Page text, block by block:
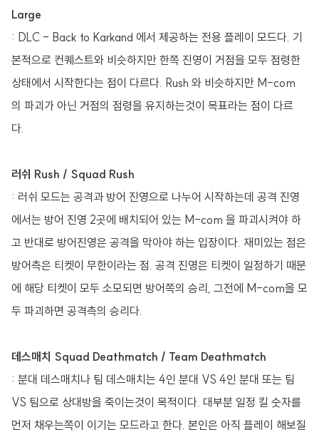
Large
: DLC - Back to Karkand 에서 제공하는 전용 플레이 모드다. 기
본적으로 컨퀘스트와 비슷하지만 한쪽 진영이 거점을 모두 점령한
상태에서 시작한다는 점이 다르다. Rush 와 비슷하지만 M-com
의 파괴가 아닌 거점의 점령을 유지하는것이 목표라는 점이 다르
다.
러쉬 Rush / Squad Rush
: 러쉬 모드는 공격과 방어 진영으로 나누어 시작하는데 공격 진영
에서는 방어 진영 2곳에 배치되어 있는 M-com 을 파괴시켜야 하
고 반대로 방어진영은 공격을 막아야 하는 입장이다. 재미있는 점은
방어측은 티켓이 무한이라는 점. 공격 진영은 티켓이 일정하기 때문
에 해당 티켓이 모두 소모되면 방어쪽의 승리, 그전에 M-com을 모
두 파괴하면 공격측의 승리다.
데스매치 Squad Deathmatch / Team Deathmatch
: 분대 데스매치나 팀 데스매치는 4인 분대 VS 4인 분대 또는 팀
VS 팀으로 상대방을 죽이는것이 목적이다. 대부분 일정 킬 숫자를
먼저 채우는쪽이 이기는 모드라고 한다. 본인은 아직 플레이 해보질